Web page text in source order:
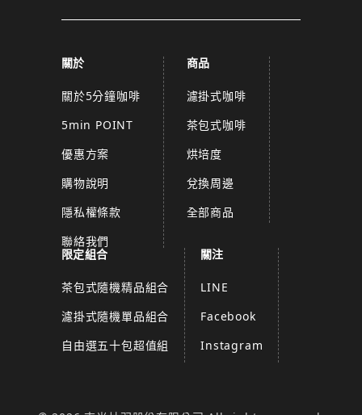
關於
關於5分鐘咖啡
5min POINT
優惠方案
購物說明
隱私權條款
聯絡我們
商品
濾掛式咖啡
茶包式咖啡
烘培度
兌換周邊
全部商品
限定組合
茶包式隨機精品組合
濾掛式隨機單品組合
自由選五十包超值組
關注
LINE
Facebook
Instagram